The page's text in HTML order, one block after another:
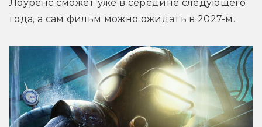
Лоуренс сможет уже в середине следующего
года, а сам фильм можно ожидать в 2027-м.